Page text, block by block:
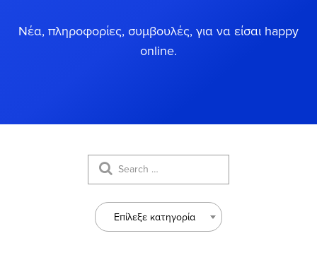
Νέα, πληροφορίες, συμβουλές, για να είσαι happy
online.
Επίλεξε κατηγορία